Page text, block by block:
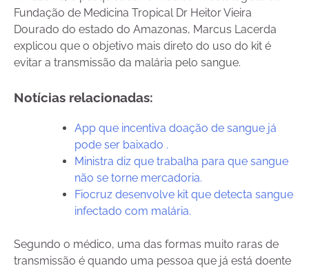
Fundação de Medicina Tropical Dr Heitor Vieira
Dourado do estado do Amazonas, Marcus Lacerda
explicou que o objetivo mais direto do uso do kit é
evitar a transmissão da malária pelo sangue.
Notícias relacionadas:
App que incentiva doação de sangue já
pode ser baixado .
Ministra diz que trabalha para que sangue
não se torne mercadoria.
Fiocruz desenvolve kit que detecta sangue
infectado com malária.
Segundo o médico, uma das formas muito raras de
transmissão é quando uma pessoa que já está doente